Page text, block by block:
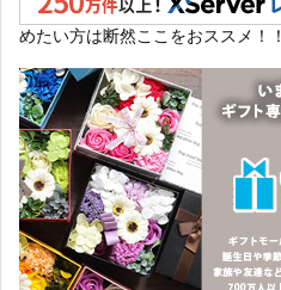
めたい方は断然ここをおススメ！！